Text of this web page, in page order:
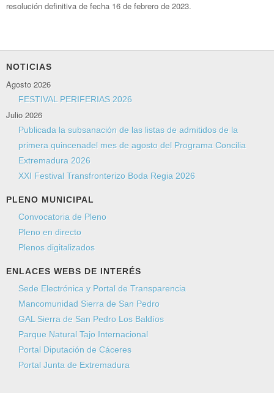
resolución definitiva de fecha 16 de febrero de 2023.
NOTICIAS
Agosto 2026
FESTIVAL PERIFERIAS 2026
Julio 2026
Publicada la subsanación de las listas de admitidos de la
primera quincenadel mes de agosto del Programa Concilia
Extremadura 2026
XXI Festival Transfronterizo Boda Regia 2026
PLENO MUNICIPAL
Convocatoria de Pleno
Pleno en directo
Plenos digitalizados
ENLACES WEBS DE INTERÉS
Sede Electrónica y Portal de Transparencia
Mancomunidad Sierra de San Pedro
GAL Sierra de San Pedro Los Baldíos
Parque Natural Tajo Internacional
Portal Diputación de Cáceres
Portal Junta de Extremadura